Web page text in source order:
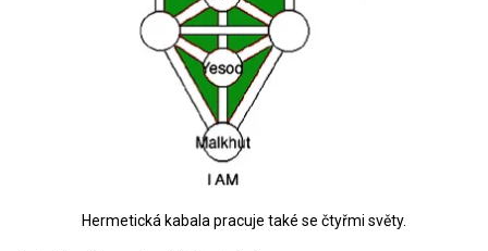
Hermetická kabala pracuje také se čtyřmi světy.